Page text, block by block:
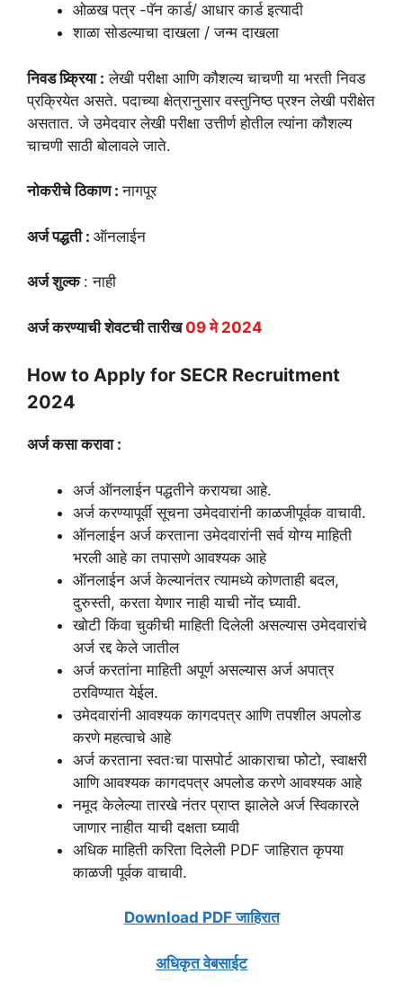
ओळख पत्र -पॅन कार्ड/ आधार कार्ड इत्यादी
शाळा सोडल्याचा दाखला / जन्म दाखला
निवड प्र्क्रिया : लेखी परीक्षा आणि कौशल्य चाचणी या भरती निवड
प्रक्रियेत असते. पदाच्या क्षेत्रानुसार वस्तुनिष्ठ प्रश्न लेखी परीक्षेत
असतात. जे उमेदवार लेखी परीक्षा उत्तीर्ण होतील त्यांना कौशल्य
चाचणी साठी बोलावले जाते.
नोकरीचे ठिकाण :नागपूर
अर्ज पद्धती : ऑनलाईन
अर्ज शुल्क : नाही
अर्ज करण्याची शेवटची तारीख09 मे 2024
How to Apply for SECR Recruitment
2024
अर्ज कसा करावा :
अर्ज ऑनलाईन पद्धतीने करायचा आहे.
अर्ज करण्यापूर्वी सूचना उमेदवारांनी काळजीपूर्वक वाचावी.
ऑनलाईन अर्ज करताना उमेदवारांनी सर्व योग्य माहिती
भरली आहे का तपासणे आवश्यक आहे
ऑनलाईन अर्ज केल्यानंतर त्यामध्ये कोणताही बदल,
दुरुस्ती, करता येणार नाही याची नोंद घ्यावी.
खोटी किंवा चुकीची माहिती दिलेली असल्यास उमेदवारांचे
अर्ज रद्द केले जातील
अर्ज करतांना माहिती अपूर्ण असल्यास अर्ज अपात्र
ठरविण्यात येईल.
उमेदवारांनी आवश्यक कागदपत्र आणि तपशील अपलोड
करणे महत्वाचे आहे
अर्ज करताना स्वतःचा पासपोर्ट आकाराचा फोटो, स्वाक्षरी
आणि आवश्यक कागदपत्र अपलोड करणे आवश्यक आहे
नमूद केलेल्या तारखे नंतर प्राप्त झालेले अर्ज स्विकारले
जाणार नाहीत याची दक्षता घ्यावी
अधिक माहिती करिता दिलेली PDF जाहिरात कृपया
काळजी पूर्वक वाचावी.
Download PDF जाहिरात
अधिकृत वेबसाईट